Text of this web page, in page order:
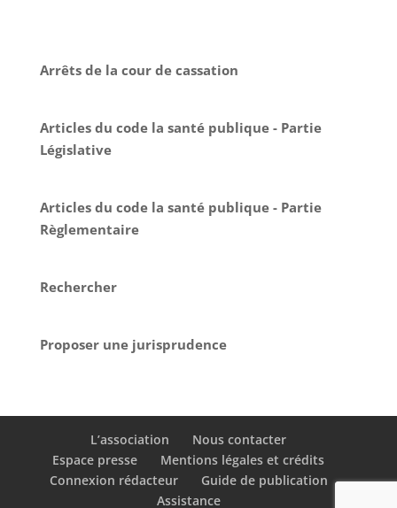
Arrêts de la cour de cassation
Articles du code la santé publique - Partie
Législative
Articles du code la santé publique - Partie
Règlementaire
Rechercher
Proposer une jurisprudence
L’association
Nous contacter
Espace presse
Mentions légales et crédits
Connexion rédacteur
Guide de publication
Assistance